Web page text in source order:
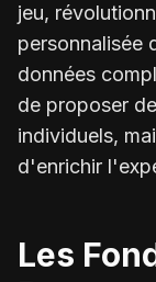
jeu,
personnalisée
données
de proposer
individuels,
d'enrichir
Les